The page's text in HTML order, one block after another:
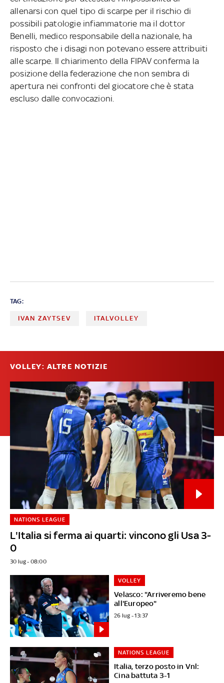
allenarsi con quel tipo di scarpe per il rischio di
possibili patologie infiammatorie ma il dottor
Benelli, medico responsabile della nazionale, ha
risposto che i disagi non potevano essere attribuiti
alle scarpe. Il chiarimento della FIPAV conferma la
posizione della federazione che non sembra di
apertura nei confronti del giocatore che è stata
escluso dalle convocazioni.
TAG:
IVAN ZAYTSEV ITALVOLLEY
VOLLEY: ALTRE NOTIZIE
L'Italia si ferma ai quarti: vincono gli Usa 3-
0
NATIONS LEAGUE
30 lug - 08:00
Velasco: "Arriveremo bene
all'Europeo"
VOLLEY
26 lug - 13:37
Italia, terzo posto in Vnl:
Cina battuta 3-1
NATIONS LEAGUE